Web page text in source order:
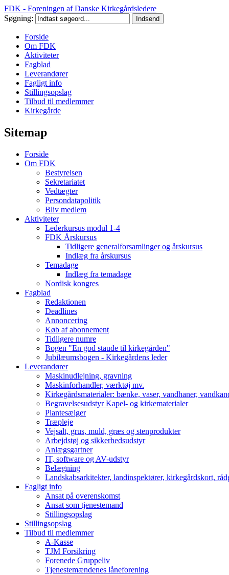
FDK - Foreningen af Danske Kirkegårdsledere
Søgning:
Forside
Om FDK
Aktiviteter
Fagblad
Leverandører
Fagligt info
Stillingsopslag
Tilbud til medlemmer
Kirkegårde
Sitemap
Forside
Om FDK
Bestyrelsen
Sekretariatet
Vedtægter
Persondatapolitik
Bliv medlem
Aktiviteter
Lederkursus modul 1-4
FDK Årskursus
Tidligere generalforsamlinger og årskursus
Indlæg fra årskursus
Temadage
Indlæg fra temadage
Nordisk kongres
Fagblad
Redaktionen
Deadlines
Annoncering
Køb af abonnement
Tidligere numre
Bogen "En god staude til kirkegården"
Jubilæumsbogen - Kirkegårdens leder
Leverandører
Maskinudlejning, gravning
Maskinforhandler, værktøj mv.
Kirkegårdsmaterialer: bænke, vaser, vandhaner,
Begravelsesudstyr Kapel- og kirkematerialer
Plantesælger
Træpleje
Vejsalt, grus, muld, græs og stenprodukter
Arbejdstøj og sikkerhedsudstyr
Anlægsgartner
IT, software og AV-udstyr
Belægning
Landskabsarkitekter, landinspektører, kirkegårdskort,
Fagligt info
Ansat på overenskomst
Ansat som tjenestemand
Stillingsopslag
Stillingsopslag
Tilbud til medlemmer
A-Kasse
TJM Forsikring
Forenede Gruppeliv
Tjenestemændenes låneforening